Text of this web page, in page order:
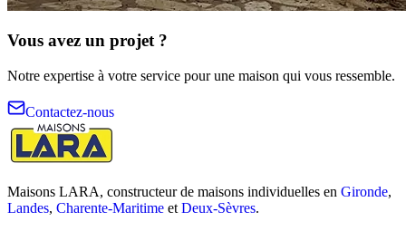
Vous avez un projet ?
Notre expertise à votre service pour une maison qui vous ressemble.
Contactez-nous
Maisons LARA, constructeur de maisons individuelles en Gironde,
Landes, Charente-Maritime et Deux-Sèvres.